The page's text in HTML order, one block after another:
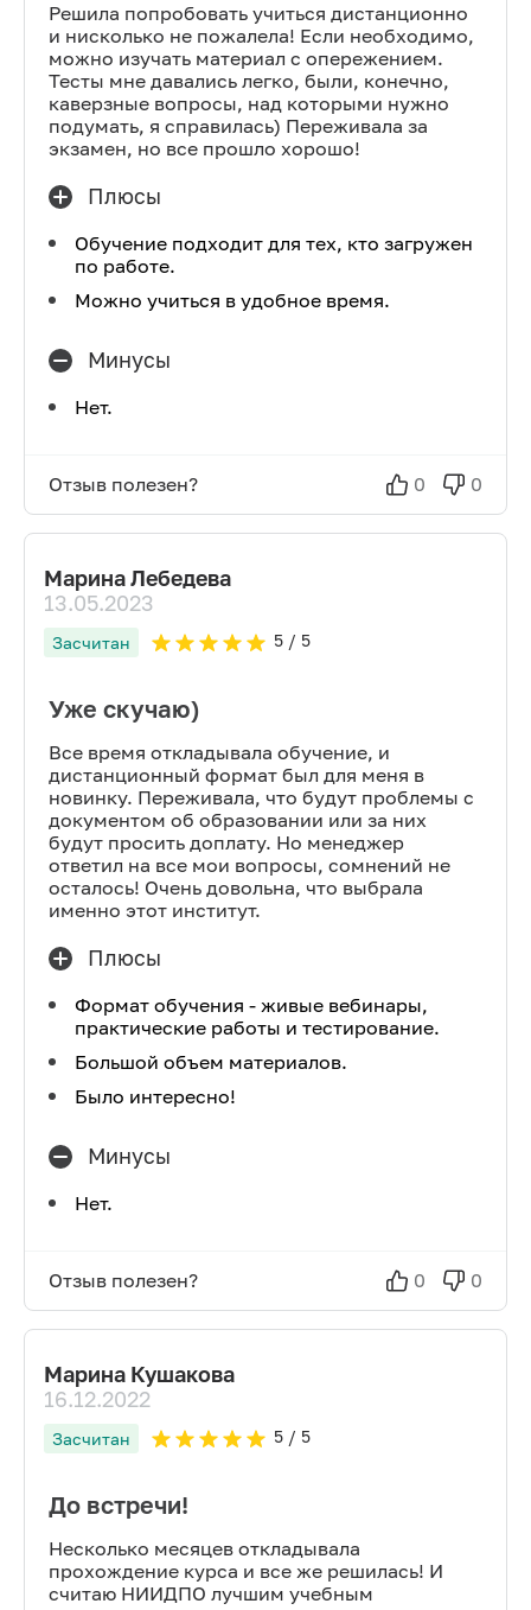
Решила попробовать учиться дистанционно
и нисколько не пожалела! Если необходимо,
можно изучать материал с опережением.
Тесты мне давались легко, были, конечно,
каверзные вопросы, над которыми нужно
подумать, я справилась) Переживала за
экзамен, но все прошло хорошо!
Плюсы
Обучение подходит для тех, кто загружен
по работе.
Можно учиться в удобное время.
Минусы
Нет.
Отзыв полезен? 0 0
Марина Лебедева
13.05.2023
Засчитан 5/ 5
Уже скучаю)
Все время откладывала обучение, и
дистанционный формат был для меня в
новинку. Переживала, что будут проблемы с
документом об образовании или за них
будут просить доплату. Но менеджер
ответил на все мои вопросы, сомнений не
осталось! Очень довольна, что выбрала
именно этот институт.
Плюсы
Формат обучения - живые вебинары,
практические работы и тестирование.
Большой объем материалов.
Было интересно!
Минусы
Нет.
Отзыв полезен? 0 0
Марина Кушакова
16.12.2022
Засчитан 5/ 5
До встречи!
Несколько месяцев откладывала
прохождение курса и все же решилась! И
считаю НИИДПО лучшим учебным